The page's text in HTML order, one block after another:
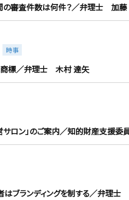
の審査件数は何件？／弁理士 加藤
商標／弁理士 木村 達矢
時事
サロン」のご案内／知的財産支
はブランディングを制する／弁理